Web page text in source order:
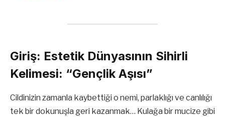
Giriş: Estetik Dünyasının Sihirli
Kelimesi: “Gençlik Aşısı”
Cildinizin zamanla kaybettiği o nemi, parlaklığı ve canlılığı
tek bir dokunuşla geri kazanmak… Kulağa bir mucize gibi